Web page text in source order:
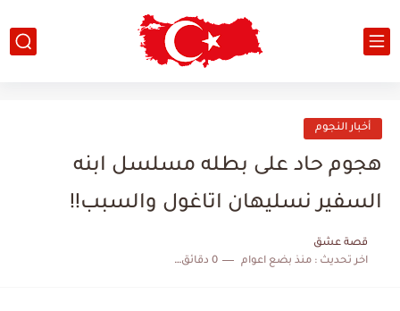
أخبار النجوم
هجوم حاد على بطله مسلسل ابنه
السفير نسليهان اتاغول والسبب!!
قصة عشق
اخر تحديث :منذ بضع اعوام 0 دقائق للقراءة